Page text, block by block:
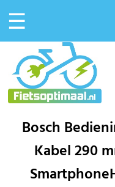
☰
Bosch
Kabel 290